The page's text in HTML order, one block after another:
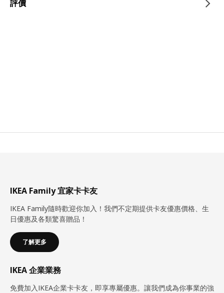
評價
IKEA Family 宜家卡卡友
IKEA Family隨時歡迎你加入！我們不定期提供卡友優惠價格、生
日優惠及各類驚喜贈品！
了解更多
IKEA 企業業務
免費加入IKEA企業卡卡友，即享專屬優惠。讓我們成為你事業的強